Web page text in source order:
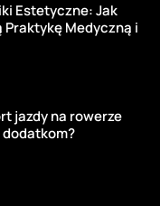
Estetyczne: Jak
Medyczną i
jazdy na rowerze